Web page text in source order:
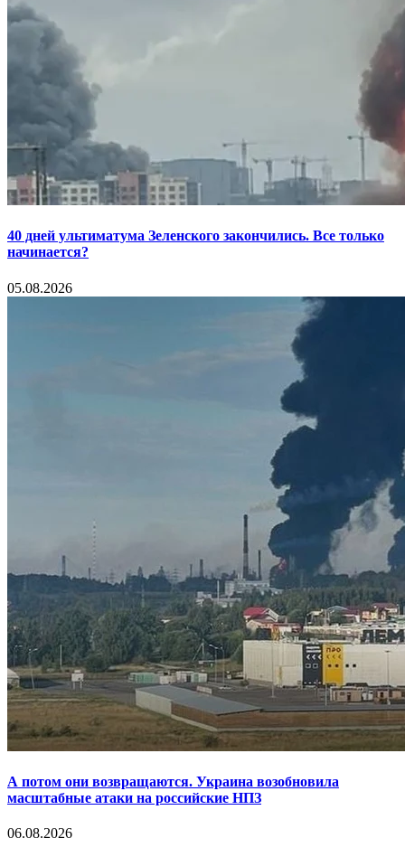
40 дней ультиматума Зеленского закончились. Все только
начинается?
05.08.2026
А потом они возвращаются. Украина возобновила
масштабные атаки на российские НПЗ
06.08.2026